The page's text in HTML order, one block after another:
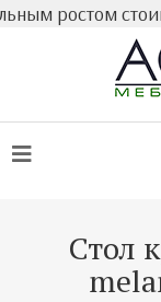
ростом
Стол